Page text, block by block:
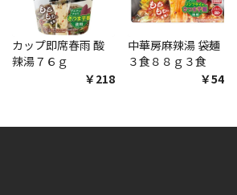
カップ即席春雨 酸
辣湯７６ｇ
￥218
中華房麻辣湯 袋麺
３食８８ｇ３食
￥548